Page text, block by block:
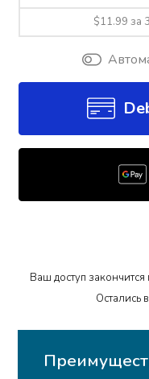
$11.99 за
Ваш доступ
Остались